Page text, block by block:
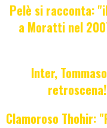
Pelè si racconta:
a Moratti nel
Inter,
Clamoroso Thohir: